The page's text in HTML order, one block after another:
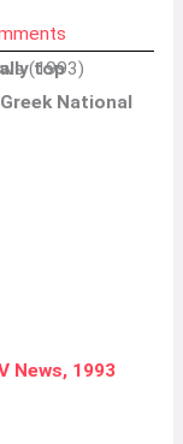
top
National
News, 1993